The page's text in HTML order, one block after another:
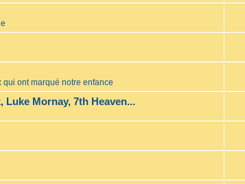
qui ont marqué notre enfance
Luke Mornay, 7th Heaven...